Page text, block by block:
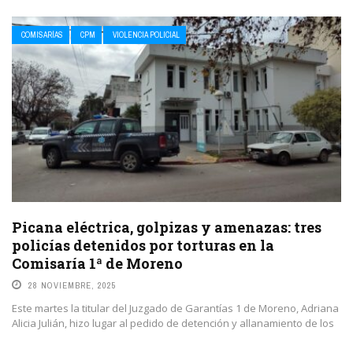
COMISARÍAS CPM VIOLENCIA POLICIAL
Picana eléctrica, golpizas y amenazas: tres
policías detenidos por torturas en la
Comisaría 1ª de Moreno
28 NOVIEMBRE, 2025
Este martes la titular del Juzgado de Garantías 1 de Moreno, Adriana
Alicia Julián, hizo lugar al pedido de detención y allanamiento de los